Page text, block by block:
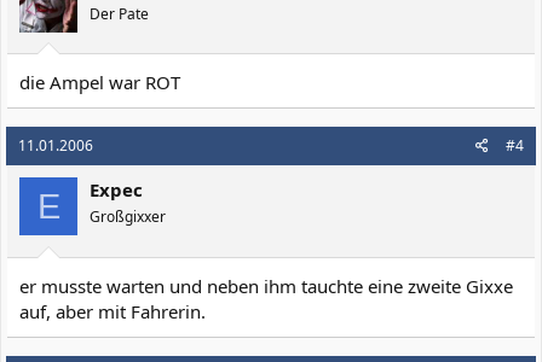
Der Pate
die Ampel war ROT
11.01.2006 #4
E Expec
Großgixxer
er musste warten und neben ihm tauchte eine zweite Gixxe
auf, aber mit Fahrerin.